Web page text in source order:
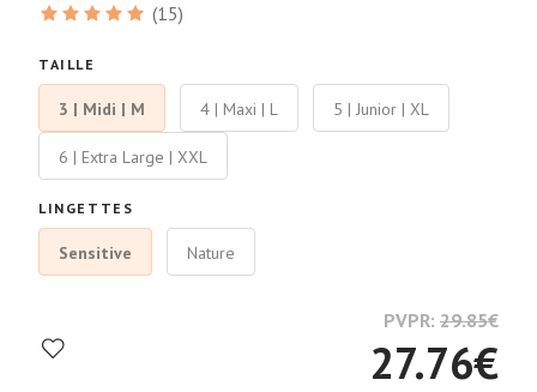
(15)
TAILLE
3 | Midi | M 4 | Maxi | L 5 | Junior | XL
6 | Extra Large | XXL
LINGETTES
Sensitive Nature
PVPR: 29.85€
27.76€